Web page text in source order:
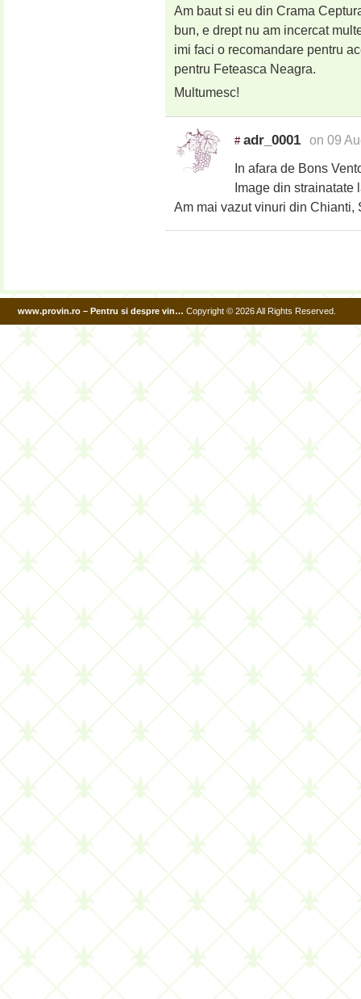
Am baut si eu din Crama
bun, e drept nu am incercat
imi faci o recomandare pentru
pentru Feteasca Neagra.
Multumesc!
# adr_0001 on 09
In afara de Bons
Image din
Am mai vazut vinuri din
www.provin.ro – Pentru si despre vin… Copyright © 2026 All Rights Reserved.